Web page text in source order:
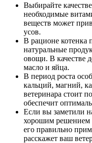
Выбирайте
необходимые
веществ может
усов.
В рационе котенка
натуральные
овощи. В качестве
масло и яйца.
В период роста
кальций, магний,
ветеринара стоит
обеспечит
Если вы заметили
хорошим решением
его правильно
расскажет ваш